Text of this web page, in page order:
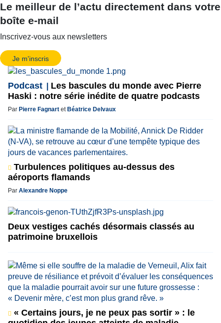
Le meilleur de l’actu directement dans votre
boîte e-mail
Inscrivez-vous aux newsletters
Je m'inscris
Podcast
Les bascules du monde avec Pierre
Haski : notre série inédite de quatre podcasts
Par Pierre Fagnart et Béatrice Delvaux
Turbulences politiques au-dessus des
aéroports flamands
Par Alexandre Noppe
Deux vestiges cachés désormais classés au
patrimoine bruxellois
« Certains jours, je ne peux pas sortir » : le